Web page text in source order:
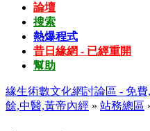
論壇
搜索
熱爆程式
昔日緣網 - 已經重開
幫助
緣生術數文化網討論區 - 免
餘,中醫,黃帝內經 » 站務總區